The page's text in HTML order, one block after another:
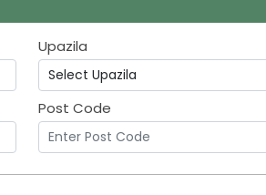
Upazila
Post Code